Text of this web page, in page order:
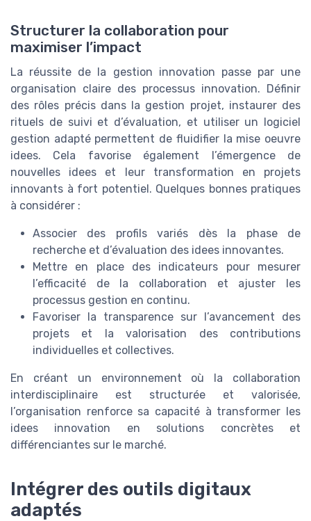
Structurer la collaboration pour
maximiser l’impact
La réussite de la gestion innovation passe par une
organisation claire des processus innovation. Définir
des rôles précis dans la gestion projet, instaurer des
rituels de suivi et d’évaluation, et utiliser un logiciel
gestion adapté permettent de fluidifier la mise oeuvre
idees. Cela favorise également l’émergence de
nouvelles idees et leur transformation en projets
innovants à fort potentiel. Quelques bonnes pratiques
à considérer :
Associer des profils variés dès la phase de
recherche et d’évaluation des idees innovantes.
Mettre en place des indicateurs pour mesurer
l’efficacité de la collaboration et ajuster les
processus gestion en continu.
Favoriser la transparence sur l’avancement des
projets et la valorisation des contributions
individuelles et collectives.
En créant un environnement où la collaboration
interdisciplinaire est structurée et valorisée,
l’organisation renforce sa capacité à transformer les
idees innovation en solutions concrètes et
différenciantes sur le marché.
Intégrer des outils digitaux
adaptés